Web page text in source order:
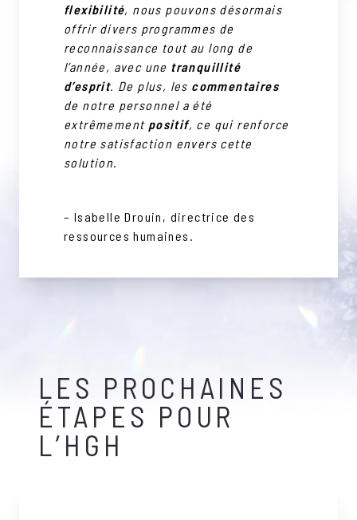
flexibilité, nous pouvons désormais
offrir divers programmes de
reconnaissance tout au long de
l’année, avec une tranquillité
d’esprit. De plus, les commentaires
de notre personnel a été
extrêmement positif, ce qui renforce
notre satisfaction envers cette
solution.
– Isabelle Drouin, directrice des
ressources humaines.
LES PROCHAINES
ÉTAPES POUR
L’HGH